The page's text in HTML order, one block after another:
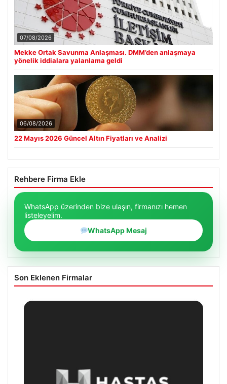
07/08/2026
Mekke Ortak Savunma Anlaşması. DMM’den anlaşmaya
yönelik iddialara yalanlama geldi
06/08/2026
22 Mayıs 2026 Güncel Altın Fiyatları ve Analizi
Rehbere Firma Ekle
WhatsApp üzerinden bize ulaşın, firmanızı hemen
listeleyelim.
WhatsApp Mesaj
Son Eklenen Firmalar